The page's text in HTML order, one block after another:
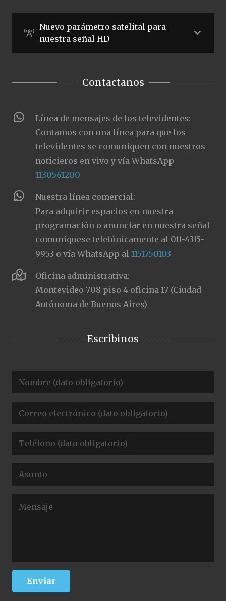
Nuevo parámetro satelital para
nuestra señal HD
Contactanos
Línea de mensajes de los televidentes:
Contamos con una línea para que los
televidentes se comuniquen con nuestros
noticieros en vivo y vía WhatsApp
1130561200
Nuestra línea comercial:
Para adquirir espacios en nuestra
programación o anunciar en nuestra señal
comuníquese telefónicamente al 011-4315-
9953 o vía WhatsApp al1151750103
Oficina administrativa:
Montevideo 708 piso 4 oficina 17 (Ciudad
Autónoma de Buenos Aires)
Escribinos